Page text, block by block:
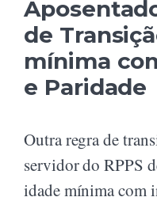
de
mínima
e Paridade
Outra regra de
servidor do RPPS
idade mínima com